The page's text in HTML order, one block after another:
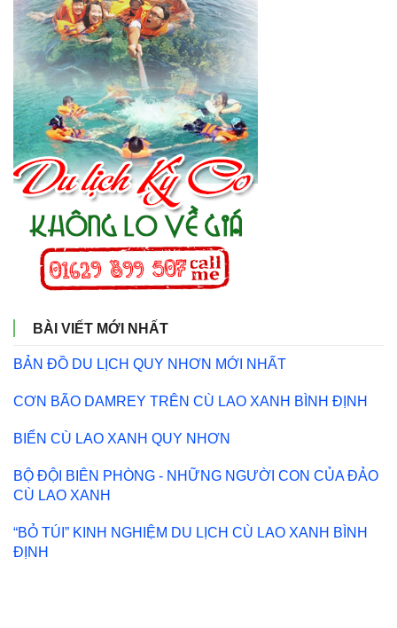
BÀI VIẾT MỚI NHẤT
BẢN ĐỒ DU LỊCH QUY NHƠN MỚI NHẤT
CƠN BÃO DAMREY TRÊN CÙ LAO XANH BÌNH ĐỊNH
BIỂN CÙ LAO XANH QUY NHƠN
BỘ ĐỘI BIÊN PHÒNG - NHỮNG NGƯỜI CON CỦA ĐẢO
CÙ LAO XANH
“BỎ TÚI” KINH NGHIỆM DU LỊCH CÙ LAO XANH BÌNH
ĐỊNH